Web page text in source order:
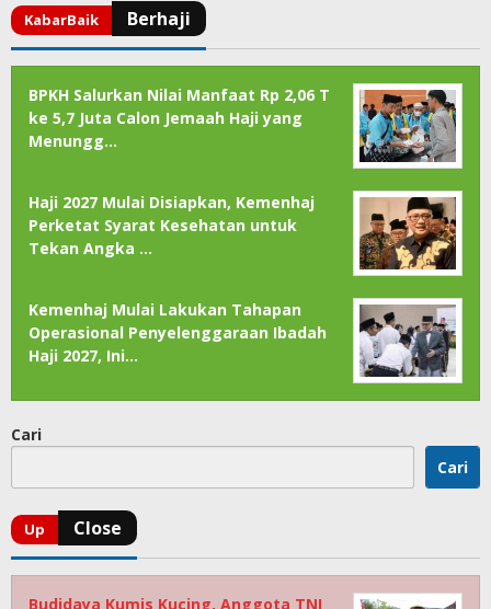
BPKH Salurkan Nilai Manfaat Rp 2,06 T
ke 5,7 Juta Calon Jemaah Haji yang
Menungg…
Haji 2027 Mulai Disiapkan, Kemenhaj
Perketat Syarat Kesehatan untuk
Tekan Angka …
Kemenhaj Mulai Lakukan Tahapan
Operasional Penyelenggaraan Ibadah
Haji 2027, Ini…
Cari
Cari
Budidaya Kumis Kucing, Anggota TNI